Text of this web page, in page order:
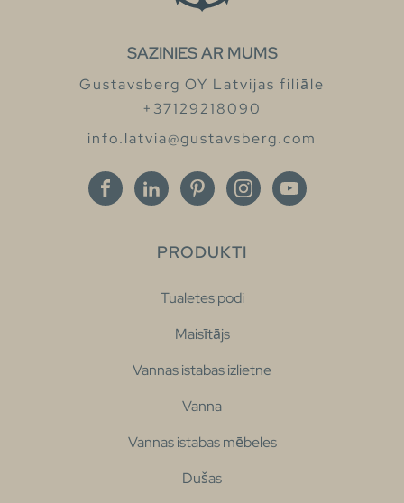
SAZINIES AR MUMS
Gustavsberg OY Latvijas filiāle
+37129218090
info.latvia@gustavsberg.com
PRODUKTI
Tualetes podi
Maisītājs
Vannas istabas izlietne
Vanna
Vannas istabas mēbeles
Dušas